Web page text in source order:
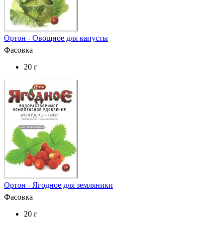
Ортон - Овощное для капусты
Фасовка
20 г
Ортон - Ягодное для земляники
Фасовка
20 г